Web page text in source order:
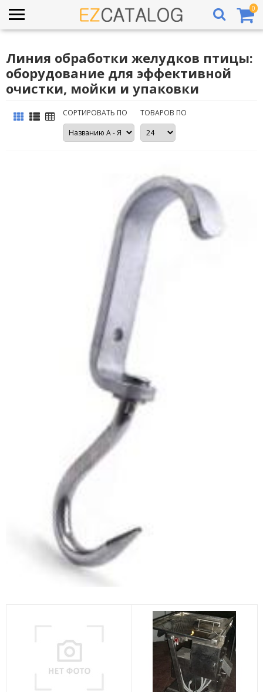
0
Линия обработки желудков птицы:
оборудование для эффективной
очистки, мойки и упаковки
СОРТИРОВАТЬ ПО ТОВАРОВ ПО